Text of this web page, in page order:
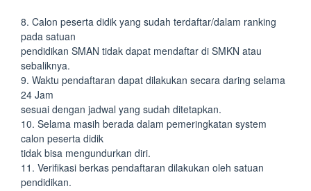
8. Calon peserta didik yang sudah terdaftar/dalam ranking
pada satuan
pendidikan SMAN tidak dapat mendaftar di SMKN atau
sebaliknya.
9. Waktu pendaftaran dapat dilakukan secara daring selama
24 Jam
sesuai dengan jadwal yang sudah ditetapkan.
10. Selama masih berada dalam pemeringkatan system
calon peserta didik
tidak bisa mengundurkan diri.
11. Verifikasi berkas pendaftaran dilakukan oleh satuan
pendidikan.